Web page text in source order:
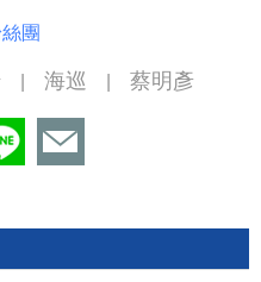
團
海巡 蔡明彥